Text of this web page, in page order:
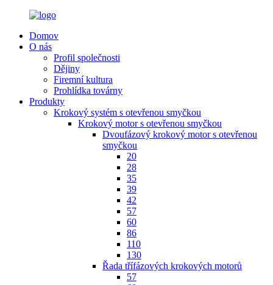
Domov
O nás
Profil společnosti
Dějiny
Firemní kultura
Prohlídka továrny
Produkty
Krokový systém s otevřenou smyčkou
Krokový motor s otevřenou smyčkou
Dvoufázový krokový motor s otevřenou
smyčkou
20
28
35
39
42
57
60
86
110
130
Řada třífázových krokových motorů
57